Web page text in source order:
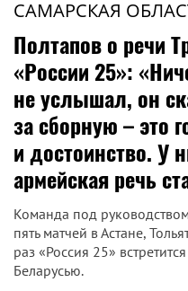
САМАРСКАЯ
Полтапов о речи
«России 25»:
не услышал, он
за сборную – это
и достоинство. У
армейская речь
Команда под
пять матчей в Астане,
раз «Россия 25»
Беларусью.